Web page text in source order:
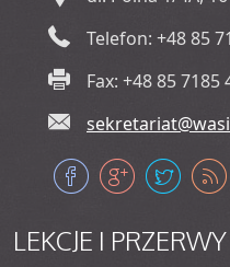
Telefon: +48 85
Fax: +48 85 7185
LEKCJE I PRZERWY